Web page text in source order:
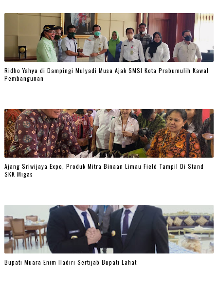
Ridho Yahya di Dampingi Mulyadi Musa Ajak SMSI Kota Prabumulih Kawal
Pembangunan
Ajang Sriwijaya Expo, Produk Mitra Binaan Limau Field Tampil Di Stand
SKK Migas
Bupati Muara Enim Hadiri Sertijab Bupati Lahat